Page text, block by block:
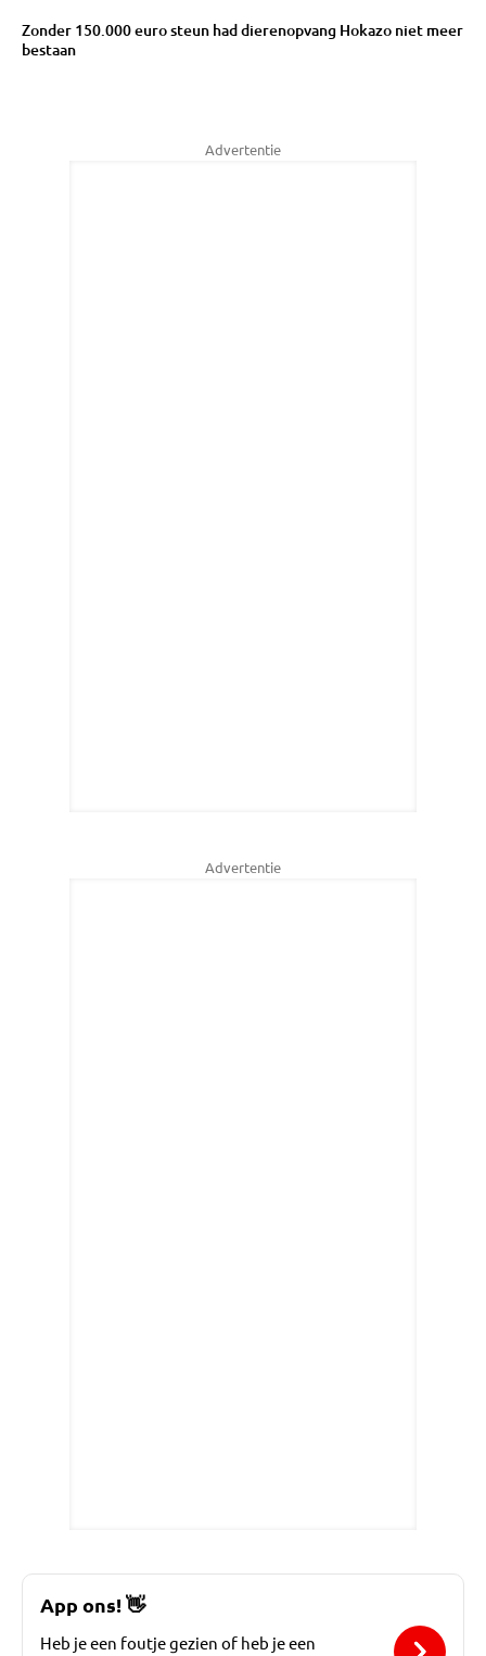
Zonder 150.000 euro steun had dierenopvang Hokazo niet meer
bestaan
Advertentie
Advertentie
App ons!👋
Heb je een foutje gezien of heb je een